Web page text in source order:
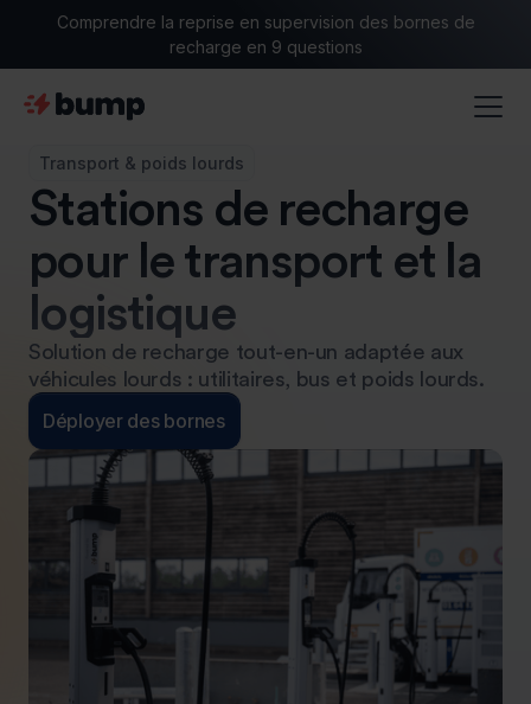
Comprendre la reprise en supervision des bornes de
recharge en 9 questions
Transport & poids lourds
Stations de recharge
pour le transport et la
logistique
Solution de recharge tout-en-un adaptée aux
véhicules lourds : utilitaires, bus et poids lourds.
Déployer des bornes